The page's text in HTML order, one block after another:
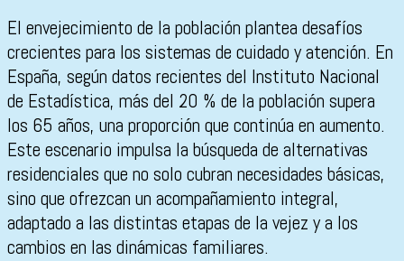
El envejecimiento de la población plantea desafíos
crecientes para los sistemas de cuidado y atención. En
España, según datos recientes del Instituto Nacional
de Estadística, más del 20 % de la población supera
los 65 años, una proporción que continúa en aumento.
Este escenario impulsa la búsqueda de alternativas
residenciales que no solo cubran necesidades básicas,
sino que ofrezcan un acompañamiento integral,
adaptado a las distintas etapas de la vejez y a los
cambios en las dinámicas familiares.